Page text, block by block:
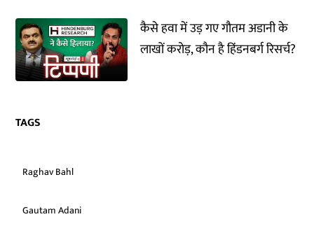
कैसे हवा में उड़ गए गौतम अडानी के
लाखों करोड़, कौन है हिंडनबर्ग रिसर्च?
TAGS
Raghav Bahl
Gautam Adani